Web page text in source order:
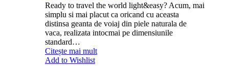
Ready to travel the world light&easy? Acum, mai
simplu si mai placut ca oricand cu aceasta
distinsa geanta de voiaj din piele naturala de
vaca, realizata intocmai pe dimensiunile
standard…
Citește mai mult
Add to Wishlist